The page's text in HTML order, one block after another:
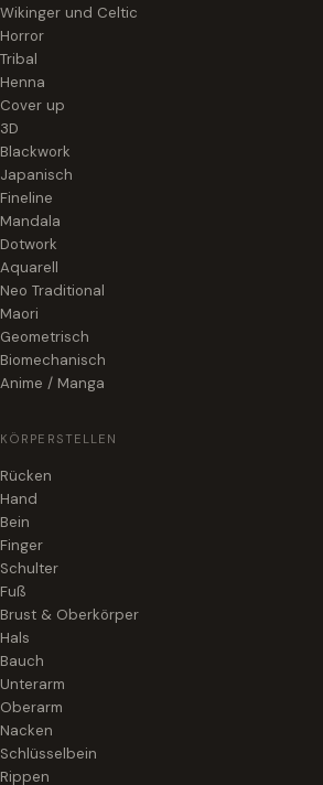
Wikinger und Celtic
Horror
Tribal
Henna
Cover up
3D
Blackwork
Japanisch
Fineline
Mandala
Dotwork
Aquarell
Neo Traditional
Maori
Geometrisch
Biomechanisch
Anime / Manga
KÖRPERSTELLEN
Rücken
Hand
Bein
Finger
Schulter
Fuß
Brust & Oberkörper
Hals
Bauch
Unterarm
Oberarm
Nacken
Schlüsselbein
Rippen